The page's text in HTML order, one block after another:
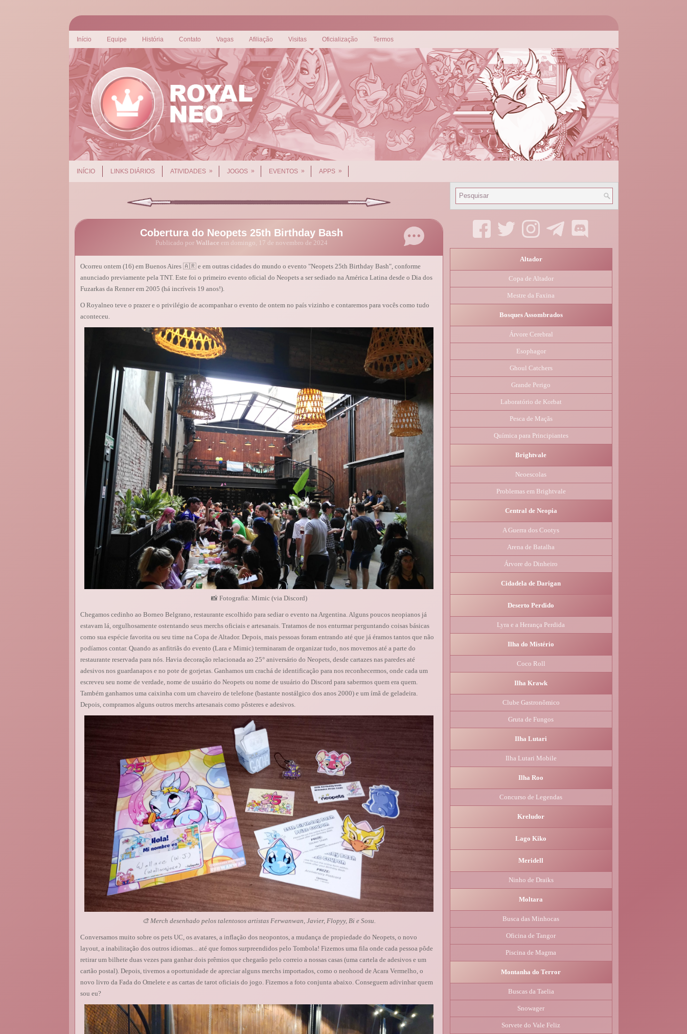
Início Equipe História Contato Vagas Afiliação Visitas Oficialização Termos
INÍCIO LINKS DIÁRIOS ATIVIDADES » JOGOS » EVENTOS » APPS »
Cobertura do Neopets 25th Birthday Bash
Publicado por Wallace em domingo, 17 de novembro de 2024
Ocorreu ontem (16) em Buenos Aires 🇦🇷 e em outras cidades do mundo o evento "Neopets 25th Birthday Bash", conforme
anunciado previamente pela TNT. Este foi o primeiro evento oficial do Neopets a ser sediado na América Latina desde o Dia dos
Fuzarkas da Renner em 2005 (há incríveis 19 anos!).
O Royalneo teve o prazer e o privilégio de acompanhar o evento de ontem no país vizinho e contaremos para vocês como tudo
aconteceu.
📸 Fotografia: Mimic (via Discord)
Chegamos cedinho ao Borneo Belgrano, restaurante escolhido para sediar o evento na Argentina. Alguns poucos neopianos já
estavam lá, orgulhosamente ostentando seus merchs oficiais e artesanais. Tratamos de nos enturmar perguntando coisas básicas
como sua espécie favorita ou seu time na Copa de Altador. Depois, mais pessoas foram entrando até que já éramos tantos que não
podíamos contar. Quando as anfitriãs do evento (Lara e Mimic) terminaram de organizar tudo, nos movemos até a parte do
restaurante reservada para nós. Havia decoração relacionada ao 25° aniversário do Neopets, desde cartazes nas paredes até
adesivos nos guardanapos e no pote de gorjetas. Ganhamos um crachá de identificação para nos reconhecermos, onde cada um
escreveu seu nome de verdade, nome de usuário do Neopets ou nome de usuário do Discord para sabermos quem era quem.
Também ganhamos uma caixinha com um chaveiro de telefone (bastante nostálgico dos anos 2000) e um ímã de geladeira.
Depois, compramos alguns outros merchs artesanais como pôsteres e adesivos.
🎨 Merch desenhado pelos talentosos artistas Ferwanwan, Javier, Flopyy, Bi e Sosu.
Conversamos muito sobre os pets UC, os avatares, a inflação dos neopontos, a mudança de propiedade do Neopets, o novo
layout, a inabilitação dos outros idiomas... até que fomos surpreendidos pelo Tombola! Fizemos uma fila onde cada pessoa pôde
retirar um bilhete duas vezes para ganhar dois prêmios que chegarão pelo correio a nossas casas (uma cartela de adesivos e um
cartão postal). Depois, tivemos a oportunidade de apreciar alguns merchs importados, como o neohood de Acara Vermelho, o
novo livro da Fada do Omelete e as cartas de tarot oficiais do jogo. Fizemos a foto conjunta abaixo. Conseguem adivinhar quem
sou eu?
Altador
Copa de Altador
Mestre da Faxina
Bosques Assombrados
Árvore Cerebral
Esophagor
Ghoul Catchers
Grande Perigo
Laboratório de Korbat
Pesca de Maçãs
Química para Principiantes
Brightvale
Neoescolas
Problemas em Brightvale
Central de Neopia
A Guerra dos Cootys
Arena de Batalha
Árvore do Dinheiro
Cidadela de Darigan
Deserto Perdido
Lyra e a Herança Perdida
Ilha do Mistério
Coco Roll
Ilha Krawk
Clube Gastronômico
Gruta de Fungos
Ilha Lutari
Ilha Lutari Mobile
Ilha Roo
Concurso de Legendas
Kreludor
Lago Kiko
Meridell
Ninho de Draiks
Moltara
Busca das Minhocas
Oficina de Tangor
Piscina de Magma
Montanha do Terror
Buscas da Taelia
Snowager
Sorvete do Vale Feliz